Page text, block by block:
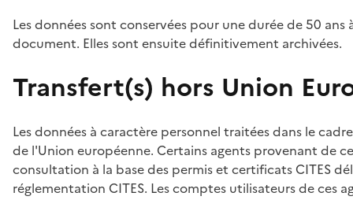
Les données sont conservées pour une durée de 50
document. Elles sont ensuite définitivement archivées.
Transfert(s) hors Union
Les données à caractère personnel traitées dans le
de l'Union européenne. Certains agents provenant de
consultation à la base des permis et certificats CITES
réglementation CITES. Les comptes utilisateurs de ces